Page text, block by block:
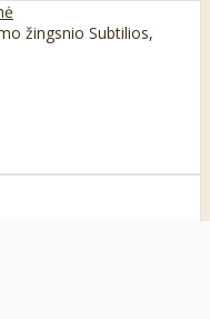
žingsnio Subtilios,